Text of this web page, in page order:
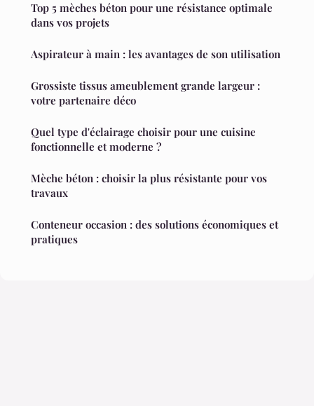
Top 5 mèches béton pour une résistance optimale
dans vos projets
Aspirateur à main : les avantages de son utilisation
Grossiste tissus ameublement grande largeur :
votre partenaire déco
Quel type d'éclairage choisir pour une cuisine
fonctionnelle et moderne ?
Mèche béton : choisir la plus résistante pour vos
travaux
Conteneur occasion : des solutions économiques et
pratiques